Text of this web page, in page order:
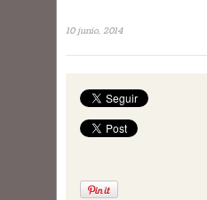
10 junio, 2014